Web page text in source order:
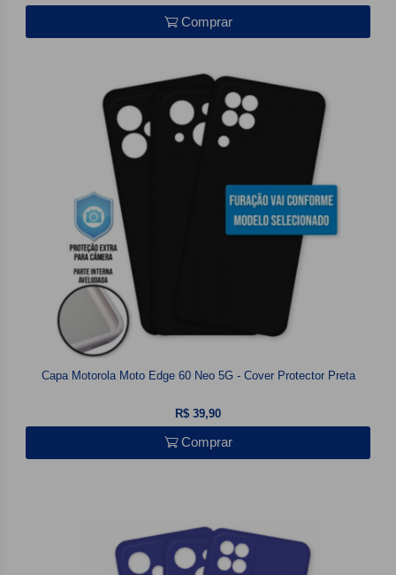
Comprar
Capa Motorola Moto Edge 60 Neo 5G - Cover Protector Preta
R$ 39,90
Comprar